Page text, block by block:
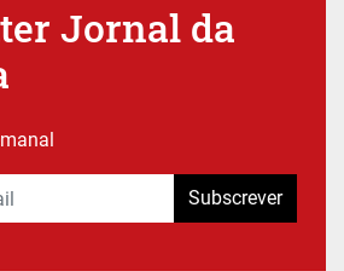
Jornal da
Subscrever